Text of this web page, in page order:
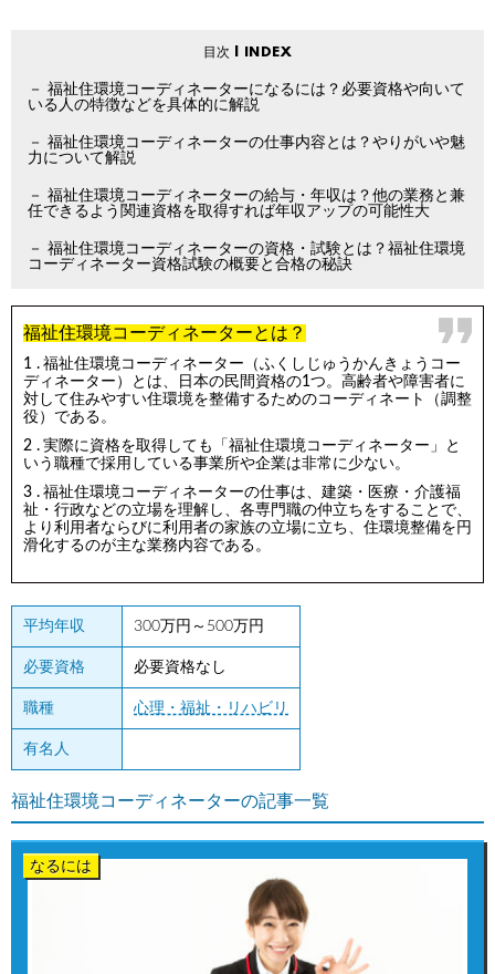
福祉住環境コーディネーターになるには？必要資格や向いて
いる人の特徴などを具体的に解説
福祉住環境コーディネーターの仕事内容とは？やりがいや魅
力について解説
福祉住環境コーディネーターの給与・年収は？他の業務と兼
任できるよう関連資格を取得すれば年収アップの可能性大
福祉住環境コーディネーターの資格・試験とは？福祉住環境
コーディネーター資格試験の概要と合格の秘訣
福祉住環境コーディネーターとは？
福祉住環境コーディネーター（ふくしじゅうかんきょうコー
ディネーター）とは、日本の民間資格の1つ。高齢者や障害者に
対して住みやすい住環境を整備するためのコーディネート（調整
役）である。
実際に資格を取得しても「福祉住環境コーディネーター」と
いう職種で採用している事業所や企業は非常に少ない。
福祉住環境コーディネーターの仕事は、建築・医療・介護福
祉・行政などの立場を理解し、各専門職の仲立ちをすることで、
より利用者ならびに利用者の家族の立場に立ち、住環境整備を円
滑化するのが主な業務内容である。
平均年収 300万円～500万円
必要資格 必要資格なし
職種 心理・福祉・リハビリ
有名人
福祉住環境コーディネーターの記事一覧
なるには